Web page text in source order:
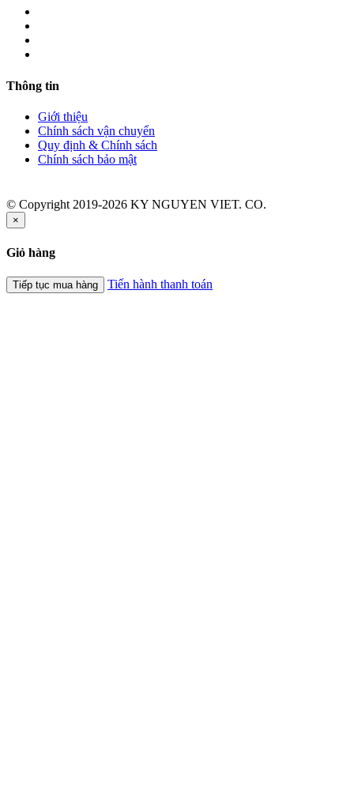
Thông tin
Giới thiệu
Chính sách vận chuyển
Quy định & Chính sách
Chính sách bảo mật
© Copyright 2019-2026 KY NGUYEN VIET. CO.
×
Giỏ hàng
Tiếp tục mua hàng Tiến hành thanh toán